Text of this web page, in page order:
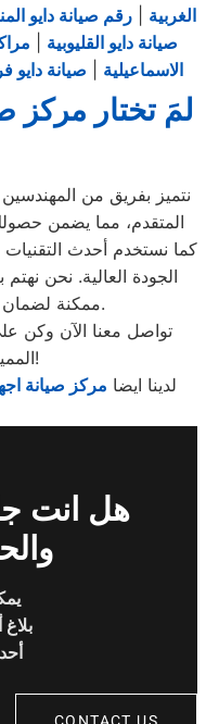
الغربية |رقم صيانة دايو
صيانة دايو القليوبية
الاسماعيلية
صيانة دايو
لمَ تختار مركز
نتميز بفريق من المهندسين
المتقدم، مما يضمن
كما نستخدم أحدث التقنيات
الجودة العالية. نحن
ممكنة لضمان رضاهم وثقتهم الدائمة بنا.
تواصل معنا الآن وكن
المميزة في الزقازيق!
لدينا ايضا مركز صيانة
هل انت